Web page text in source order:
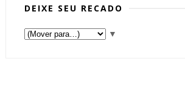
DEIXE SEU RECADO
▼